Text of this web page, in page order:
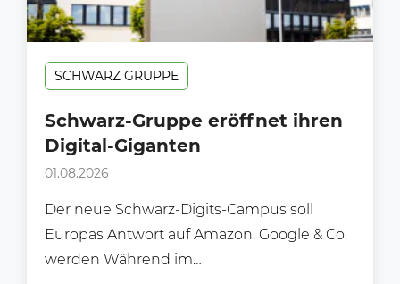
SCHWARZ GRUPPE
Schwarz-Gruppe eröffnet ihren
Digital-Giganten
01.08.2026
Der neue Schwarz-Digits-Campus soll
Europas Antwort auf Amazon, Google & Co.
werden Während im